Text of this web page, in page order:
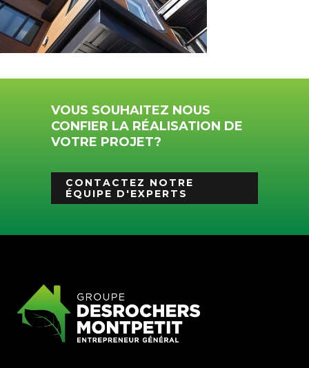
VOUS SOUHAITEZ NOUS
CONFIER LA RÉALISATION DE
VOTRE PROJET?
CONTACTEZ NOTRE
ÉQUIPE D'EXPERTS